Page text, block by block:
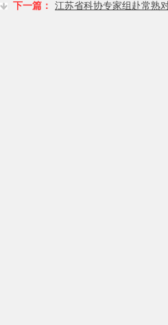
下一篇：
江苏省科协专家组赴常熟